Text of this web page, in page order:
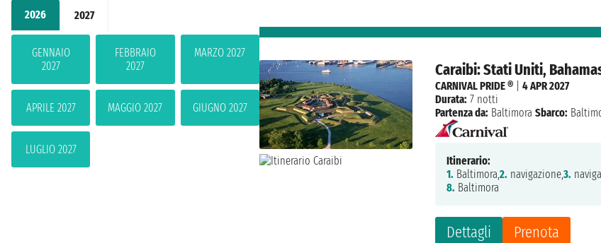
2026 2027
GENNAIO
2027
FEBBRAIO
2027
MARZO 2027
APRILE 2027 MAGGIO 2027 GIUGNO 2027
LUGLIO 2027
Caraibi: Stati Uniti,
Dettagli Prenota
CARNIVAL PRIDE ® |4 APR 2027
Durata: 7 notti
Partenza da: Baltimora Sbarco:
Itinerario:
1. Baltimora,2. navigazione,3.
8. Baltimora